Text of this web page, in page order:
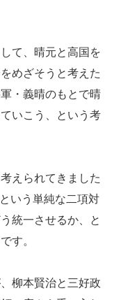
て、晴元と高国を
めざそうと考えた
・義晴のもとで晴
いこう、という考
えられてきました
いう単純な二項対
統一させるか、と
す。
柳本賢治と三好政